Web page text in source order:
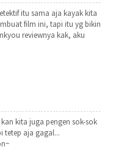
itu sama aja kayak kita
film ini, tapi itu yg bikin
reviewnya kak, aku
kita juga pengen sok-sok
tetep aja gagal...